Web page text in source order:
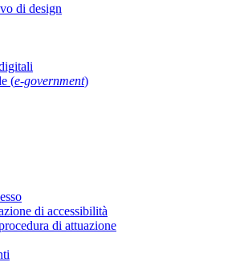
di design
(e-government)
di accessibilità
di attuazione